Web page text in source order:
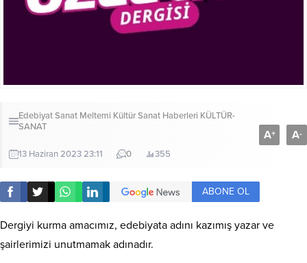
Edebiyat Sanat Meltemi Kültür Sanat Haberleri KÜLTÜR-
SANAT
13 Haziran 2023 23:11 0 355
A+ A-
ABONE OL
Dergiyi kurma amacımız, edebiyata adını kazımış yazar ve
şairlerimizi unutmamak adınadır.